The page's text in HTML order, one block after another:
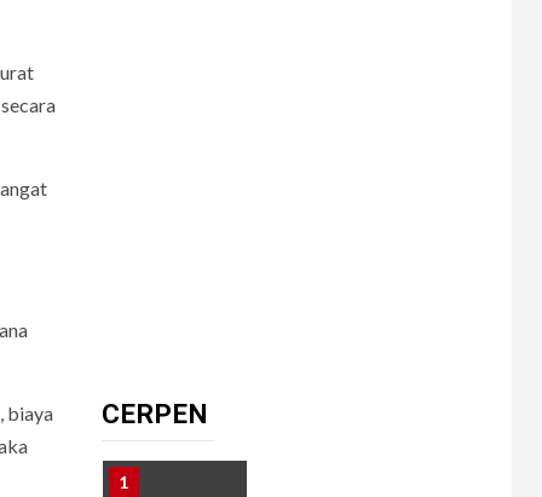
biaya
CERPEN
1